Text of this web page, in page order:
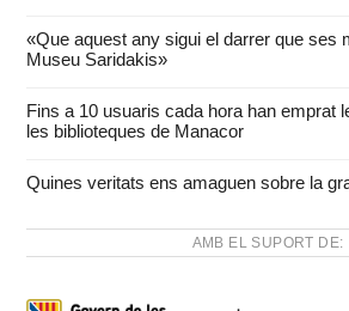
«Que aquest any sigui el darrer que ses
Museu Saridakis»
Fins a 10 usuaris cada hora han emprat
les biblioteques de Manacor
Quines veritats ens amaguen sobre la
AMB EL SUPORT DE: